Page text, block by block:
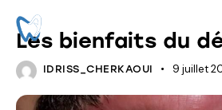
ARTICLES
Les bienfaits du
IDRISS_CHERKAOUI 9 juillet